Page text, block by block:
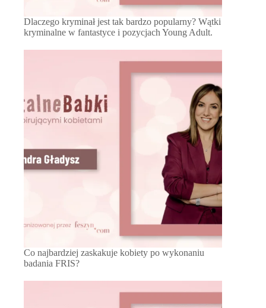
Dlaczego kryminał jest tak bardzo popularny? Wątki
kryminalne w fantastyce i pozycjach Young Adult.
Co najbardziej zaskakuje kobiety po wykonaniu
badania FRIS?